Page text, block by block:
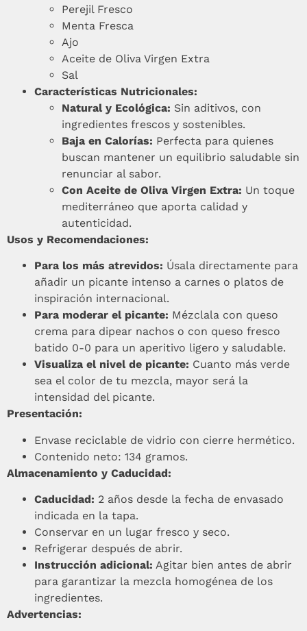
Perejil Fresco
Menta Fresca
Ajo
Aceite de Oliva Virgen Extra
Sal
Características Nutricionales:
Natural y Ecológica: Sin aditivos, con
ingredientes frescos y sostenibles.
Baja en Calorías: Perfecta para quienes
buscan mantener un equilibrio saludable sin
renunciar al sabor.
Con Aceite de Oliva Virgen Extra: Un toque
mediterráneo que aporta calidad y
autenticidad.
Usos y Recomendaciones:
Para los más atrevidos: Úsala directamente para
añadir un picante intenso a carnes o platos de
inspiración internacional.
Para moderar el picante: Mézclala con queso
crema para dipear nachos o con queso fresco
batido 0-0 para un aperitivo ligero y saludable.
Visualiza el nivel de picante: Cuanto más verde
sea el color de tu mezcla, mayor será la
intensidad del picante.
Presentación:
Envase reciclable de vidrio con cierre hermético.
Contenido neto: 134 gramos.
Almacenamiento y Caducidad:
Caducidad: 2 años desde la fecha de envasado
indicada en la tapa.
Conservar en un lugar fresco y seco.
Refrigerar después de abrir.
Instrucción adicional: Agitar bien antes de abrir
para garantizar la mezcla homogénea de los
ingredientes.
Advertencias: